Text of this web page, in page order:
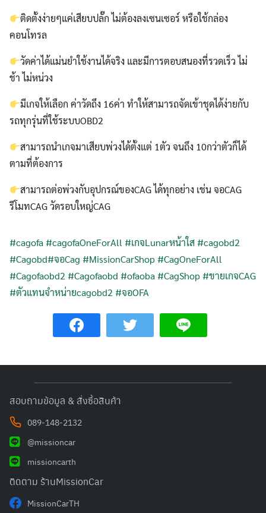
ติดตั้งง่ายๆแค่เสียบปลั๊ก ไม่ต้องลงเซนเซอร์ หรือใช้กล่อง
คอนโทรล
วัดค่าได้แม่นยำใช้งานได้จริง และมีการตอบสนองที่รวดเร็ว ไม่
ช้า ไม่หน่วง
มีเกจให้เลือก ค่าวัดถึง 16ค่า ทำให้สามารถจัดเข้าชุดได้ง่ายกับ
รถทุกรุ่นที่ใช้ระบบOBD2
สามารถนำเกจมาเสียบพ่วงได้ตั้งแต่ 1ตัว จนถึง 10กว่าตัวก็ได้
ตามที่ต้องการ
สามารถต่อพ่วงกับอุปกรณ์ของCAG ได้ทุกอย่าง เช่น จอCAG
รีโมทCAG วัดรอบใหญ่CAG
#cagofa#cagofaOneForAll #เกจLunarหน้าใส#cagobd2
#Cagobd#จอCag #MissionCarShop #CagOneForAll
#Cagofaobd2 #Cagofaobd #ofaoba#CagShop #ขายเกจCAG
#ตัวแทนจำหน่ายcagobd2 #จอOFA
สอบถามข้อมูล & สั่งซื้อสินค้า
089-148-2132
@missioncar
missioncarth
ติดตาม ร้านMissionCar
MissionCarTH